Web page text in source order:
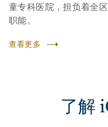
童专科医院，担负着全
职能。
查看更多
了解